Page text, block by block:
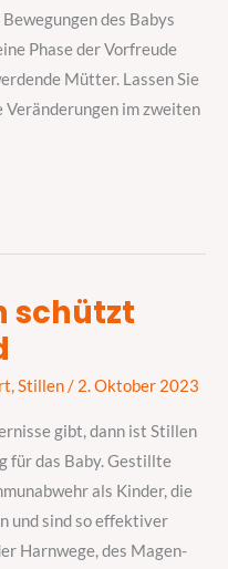
des Babys
Phase der Vorfreude
Mütter. Lassen Sie
Veränderungen im zweiten
schützt
,Stillen/ 2. Oktober 2023
gibt, dann ist Stillen
für das Baby. Gestillte
als Kinder, die
und sind so effektiver
Harnwege, des Magen-